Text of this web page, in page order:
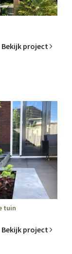
Bekijk project
tuin
Bekijk project